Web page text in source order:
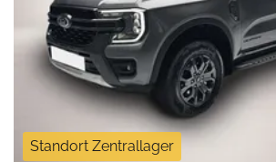
Standort Zentrallager